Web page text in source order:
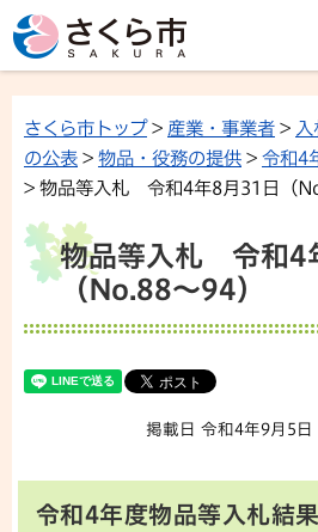
さくら市トップ> 産業・事業者 >
の公表 > 物品・役務の提供 > 令和4
> 物品等入札 令和4年8月31日（
物品等入札 令和4
（No.88～94）
掲載日 令和4年9月5日
令和4年度物品等入札結